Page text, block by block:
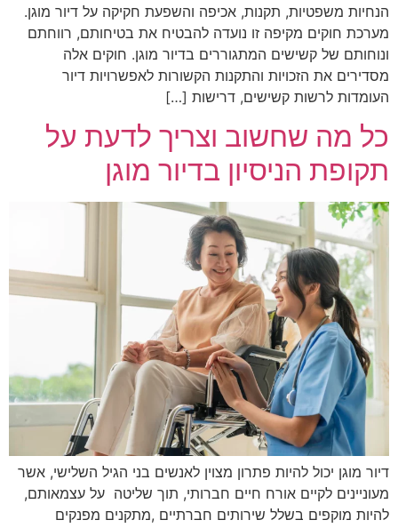
הנחיות משפטיות, תקנות, אכיפה והשפעת חקיקה על דיור מוגן.
מערכת חוקים מקיפה זו נועדה להבטיח את בטיחותם, רווחתם
ונוחותם של קשישים המתגוררים בדיור מוגן. חוקים אלה
מסדירים את הזכויות והתקנות הקשורות לאפשרויות דיור
העומדות לרשות קשישים, דרישות […]
כל מה שחשוב וצריך לדעת על
תקופת הניסיון בדיור מוגן
דיור מוגן יכול להיות פתרון מצוין לאנשים בני הגיל השלישי, אשר
מעוניינים לקיים אורח חיים חברותי, תוך שליטה על עצמאותם,
להיות מוקפים בשלל שירותים חברתיים ,מתקנים מפנקים